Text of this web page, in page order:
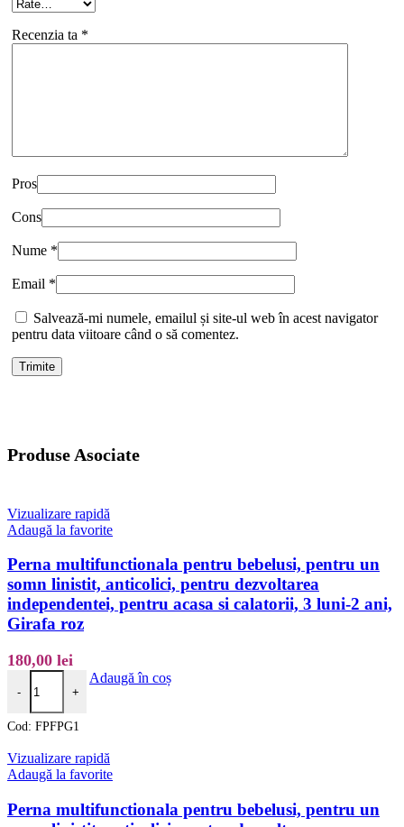
Recenzia ta *
Pros
Cons
Nume *
Email *
Salvează-mi numele, emailul și site-ul web în acest navigator
pentru data viitoare când o să comentez.
Produse Asociate
Vizualizare rapidă
Adaugă la favorite
Perna multifunctionala pentru bebelusi, pentru un
somn linistit, anticolici, pentru dezvoltarea
independentei, pentru acasa si calatorii, 3 luni-2 ani,
Girafa roz
180,00 lei
-
Cantitate Perna multifunctionala pentru bebelusi, pentru un somn
+
Adaugă în coș
Cod: FPFPG1
Vizualizare rapidă
Adaugă la favorite
Perna multifunctionala pentru bebelusi, pentru un